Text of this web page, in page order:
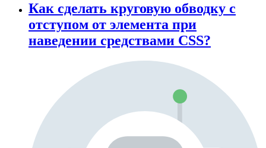
Как сделать круговую обводку с
отступом от элемента при
наведении средствами CSS?